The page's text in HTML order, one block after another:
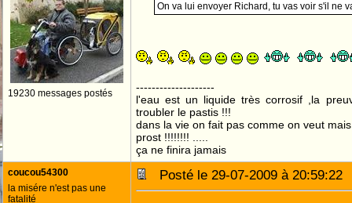
19230 messages postés
On va lui envoyer Richard, tu vas voir s'il ne
--------------------
l'eau est un liquide très corrosif ,la
troubler le pastis !!!
dans la vie on fait pas comme on veut
prost !!!!!!!! .....
ça ne finira jamais
coucou54300
la misére n'est pas une
fatalité
Posté le 29-07-2009 à